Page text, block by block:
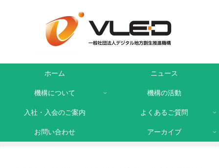
ホーム ニュース
機構について 機構の活動
入社・入会のご案内 よくあるご質問
お問い合わせ アーカイブ